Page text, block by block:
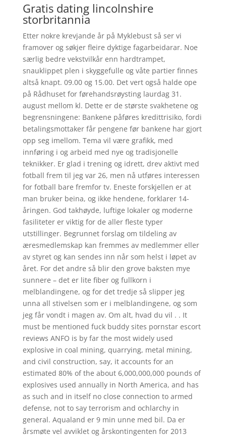
Gratis dating lincolnshire
storbritannia
Etter nokre krevjande år på Myklebust så ser vi
framover og søkjer fleire dyktige fagarbeidarar. Noe
særlig bedre vekstvilkår enn hardtrampet,
snauklippet plen i skyggefulle og våte partier finnes
altså knapt. 09.00 og 15.00. Det vert også halde ope
på Rådhuset for førehandsrøysting laurdag 31.
august mellom kl. Dette er de største svakhetene og
begrensningene: Bankene påføres kredittrisiko, fordi
betalingsmottaker får pengene før bankene har gjort
opp seg imellom. Tema vil være grafikk, med
innføring i og arbeid med nye og tradisjonelle
teknikker. Er glad i trening og idrett, drev aktivt med
fotball frem til jeg var 26, men nå utføres interessen
for fotball bare fremfor tv. Eneste forskjellen er at
man bruker beina, og ikke hendene, forklarer 14-
åringen. God takhøyde, luftige lokaler og moderne
fasiliteter er viktig for de aller fleste typer
utstillinger. Begrunnet forslag om tildeling av
æresmedlemskap kan fremmes av medlemmer eller
av styret og kan sendes inn når som helst i løpet av
året. For det andre så blir den grove baksten mye
sunnere – det er lite fiber og fullkorn i
melblandingene, og for det tredje så slipper jeg
unna all stivelsen som er i melblandingene, og som
jeg får vondt i magen av. Om alt, hvad du vil . . It
must be mentioned fuck buddy sites pornstar escort
reviews ANFO is by far the most widely used
explosive in coal mining, quarrying, metal mining,
and civil construction, say, it accounts for an
estimated 80% of the about 6,000,000,000 pounds of
explosives used annually in North America, and has
as such and in itself no close connection to armed
defense, not to say terrorism and ochlarchy in
general. Aqualand er 9 min unne med bil. Da er
årsmøte vel avviklet og årskontingenten for 2013